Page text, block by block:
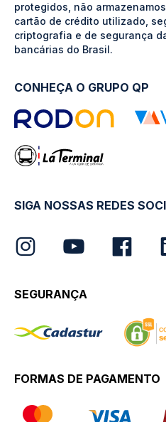
protegidos, não
cartão de crédito utilizado,
criptografia e de segurança
bancárias do Brasil.
CONHEÇA O GRUPO QP
SIGA NOSSAS REDES
SEGURANÇA
FORMAS DE PAGAMENTO